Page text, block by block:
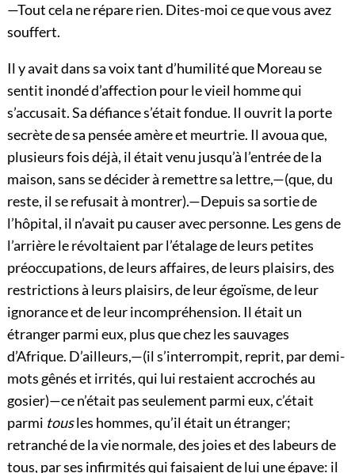
—Tout cela ne répare rien. Dites-moi ce que vous avez
souffert.
Il y avait dans sa voix tant d’humilité que Moreau se
sentit inondé d’affection pour le vieil homme qui
s’accusait. Sa défiance s’était fondue. Il ouvrit la porte
secrète de sa pensée amère et meurtrie. Il avoua que,
plusieurs fois déjà, il était venu jusqu’à l’entrée de la
maison, sans se décider à remettre sa lettre,—(que, du
reste, il se refusait à montrer).—Depuis sa sortie de
l’hôpital, il n’avait pu causer avec personne. Les gens de
l’arrière le révoltaient par l’étalage de leurs petites
préoccupations, de leurs affaires, de leurs plaisirs, des
restrictions à leurs plaisirs, de leur égoïsme, de leur
ignorance et de leur incompréhension. Il était un
étranger parmi eux, plus que chez les sauvages
d’Afrique. D’ailleurs,—(il s’interrompit, reprit, par demi-
mots gênés et irrités, qui lui restaient accrochés au
gosier)—ce n’était pas seulement parmi eux, c’était
parmi tousles hommes, qu’il était un étranger;
retranché de la vie normale, des joies et des labeurs de
tous, par ses infirmités qui faisaient de lui une épave: il